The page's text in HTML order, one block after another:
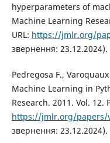
hyperparameters of
Machine Learning
URL: https://jmlr.org/
звернення: 23.12.2024).
Pedregosa F.,
Machine Learning in
Research. 2011. Vol. 12.
https://jmlr.org/papers/
звернення: 23.12.2024).